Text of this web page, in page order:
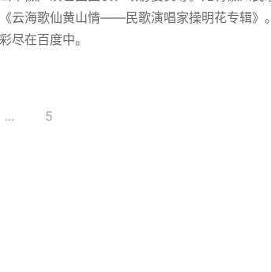
云海歌仙黄山情——民歌演唱家操明花专辑》
尽在百度中。
... 5